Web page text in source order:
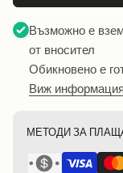
Възможно е
от вносител
Обикновено е
Виж
МЕТОДИ ЗА